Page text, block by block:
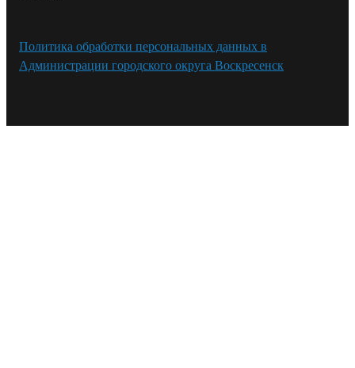
Политика обработки персональных данных в
Администрации городского округа Воскресенск